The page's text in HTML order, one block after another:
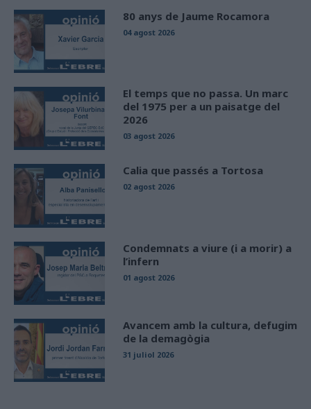
80 anys de Jaume Rocamora
04 agost 2026
El temps que no passa. Un marc
del 1975 per a un paisatge del
2026
03 agost 2026
Calia que passés a Tortosa
02 agost 2026
Condemnats a viure (i a morir) a
l’infern
01 agost 2026
Avancem amb la cultura, defugim
de la demagògia
31 juliol 2026